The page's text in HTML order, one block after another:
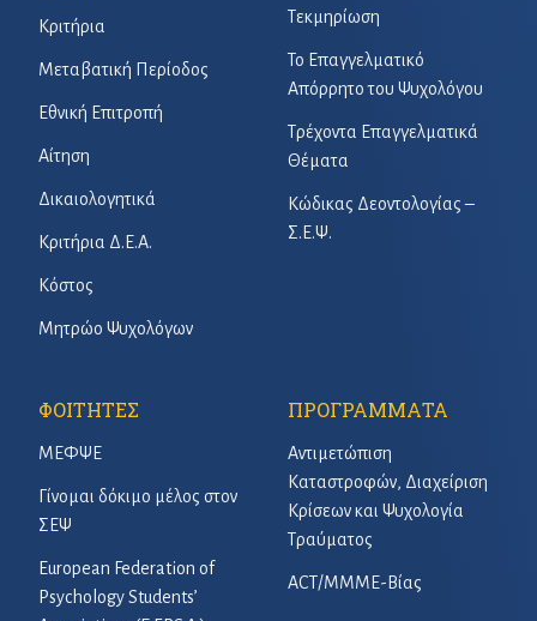
Τεκμηρίωση
Το Επαγγελματικό
Απόρρητο του Ψυχολόγου
Τρέχοντα Επαγγελματικά
Θέματα
Κώδικας Δεοντολογίας –
Σ.Ε.Ψ.
Κριτήρια
Μεταβατική Περίοδος
Εθνική Επιτροπή
Αίτηση
Δικαιολογητικά
Κριτήρια Δ.Ε.Α.
Κόστος
Μητρώο Ψυχολόγων
ΦΟΙΤΗΤΕΣ
ΜΕΦΨΕ
Γίνομαι δόκιμο μέλος στον
ΣΕΨ
European Federation of
Psychology Students’
ΠΡΟΓΡΑΜΜΑΤΑ
Αντιμετώπιση
Καταστροφών, Διαχείριση
Κρίσεων και Ψυχολογία
Τραύματος
ACT/ΜΜΜΕ-Βίας